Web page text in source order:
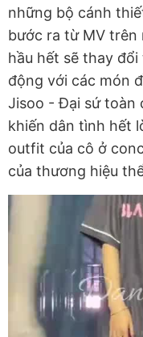
những bộ cánh
bước ra từ MV trên
hầu hết sẽ thay
động với các món
Jisoo - Đại sứ toàn
khiến dân tình hết
outfit của cô ở
của thương hiệu